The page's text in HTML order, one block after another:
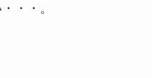
・・。